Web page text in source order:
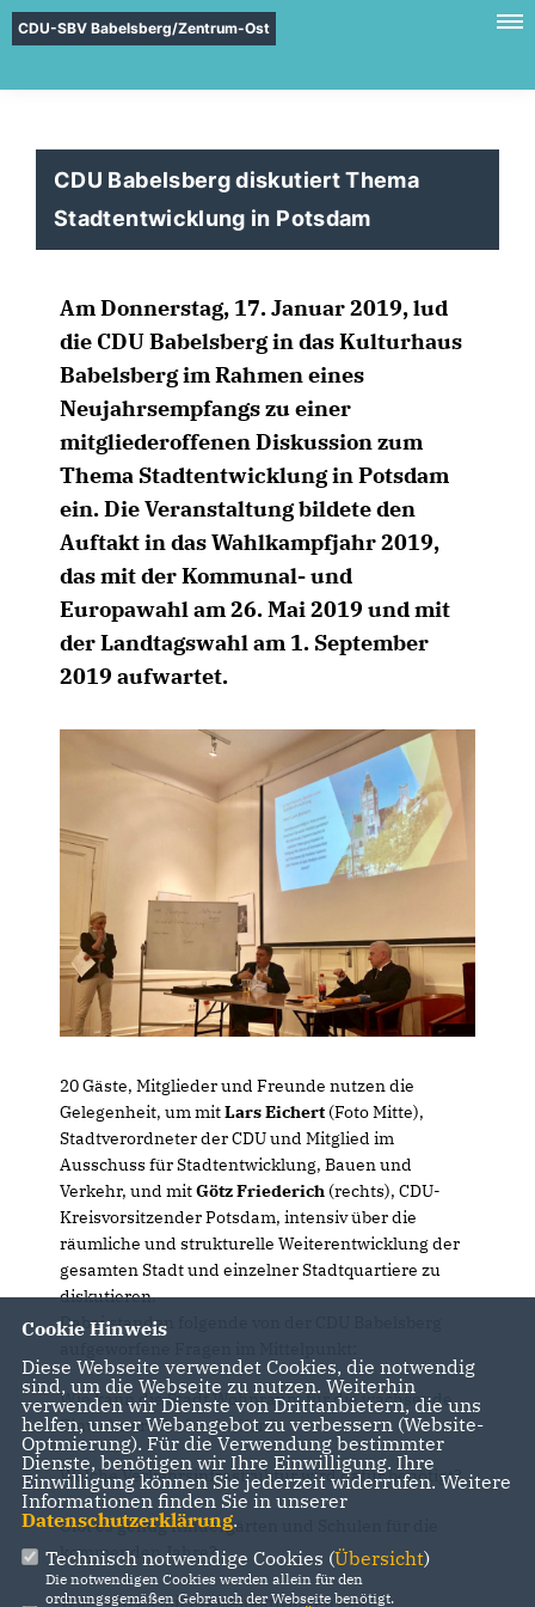
CDU-SBV Babelsberg/Zentrum-Ost
CDU Babelsberg diskutiert Thema
Stadtentwicklung in Potsdam
Am Donnerstag, 17. Januar 2019, lud
die CDU Babelsberg in das Kulturhaus
Babelsberg im Rahmen eines
Neujahrsempfangs zu einer
mitgliederoffenen Diskussion zum
Thema Stadtentwicklung in Potsdam
ein. Die Veranstaltung bildete den
Auftakt in das Wahlkampfjahr 2019,
das mit der Kommunal- und
Europawahl am 26. Mai 2019 und mit
der Landtagswahl am 1. September
2019 aufwartet.
20 Gäste, Mitglieder und Freunde nutzen die
Gelegenheit, um mitLars Eichert (Foto Mitte),
Stadtverordneter der CDU und Mitglied im
Ausschuss für Stadtentwicklung, Bauen und
Verkehr, und mitGötz Friederich (rechts), CDU-
Kreisvorsitzender Potsdam, intensiv über die
räumliche und strukturelle Weiterentwicklung der
gesamten Stadt und einzelner Stadtquartiere zu
diskutieren.
Dabei standen folgende von der CDU Babelsberg
Wie kann die Stadt Wohnraum für die wachsende
Einwohnerschaft schaffen?
Welche Verkehrsinfrastruktur wird dafür benötigt?
Gibt es genug Kindergärten und Schulen für die
kommenden Jahre?
Wie sieht es mit Freizeitaktivitäten aus?
Cookie Hinweis
Diese Webseite verwendet Cookies, die notwendig
sind, um die Webseite zu nutzen. Weiterhin
verwenden wir Dienste von Drittanbietern, die uns
helfen, unser Webangebot zu verbessern (Website-
Optmierung). Für die Verwendung bestimmter
Dienste, benötigen wir Ihre Einwilligung. Ihre
Einwilligung können Sie jederzeit widerrufen. Weitere
Informationen finden Sie in unserer
Datenschutzerklärung.
Technisch notwendige Cookies (Übersicht)
Die notwendigen Cookies werden allein für den
ordnungsgemäßen Gebrauch der Webseite benötigt.